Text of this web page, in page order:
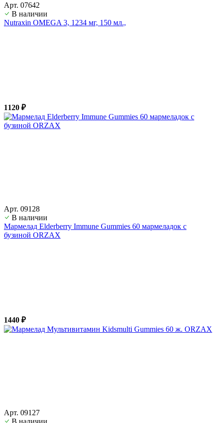
Арт. 07642
В наличии
Nutraxin OMEGA 3, 1234 мг, 150 мл.,
1120 ₽
Арт. 09128
В наличии
Мармелад Elderberry Immune Gummies 60 мармеладок с
бузиной ORZAX
1440 ₽
Арт. 09127
В наличии